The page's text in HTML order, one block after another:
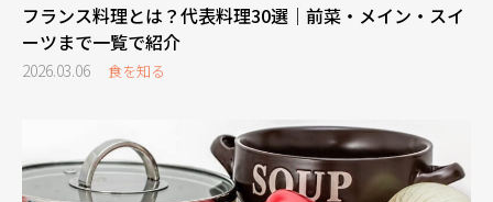
フランス料理とは？代表料理30選｜前菜・メイン・スイ
ーツまで一覧で紹介
2026.03.06 食を知る